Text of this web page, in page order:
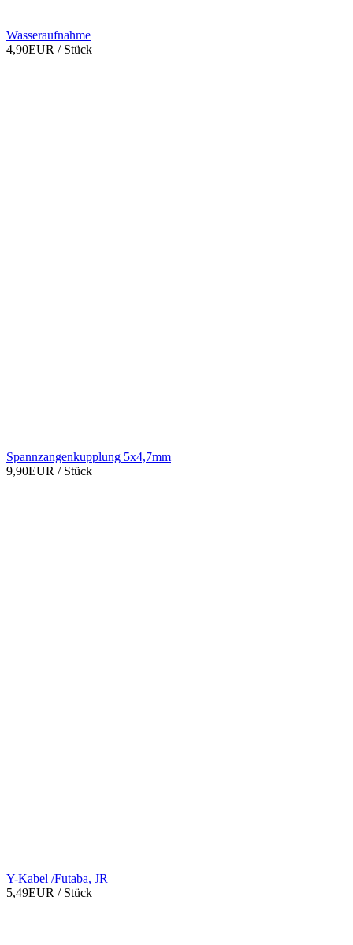
Wasseraufnahme
4,90EUR / Stück
Spannzangenkupplung 5x4,7mm
9,90EUR / Stück
Y-Kabel /Futaba, JR
5,49EUR / Stück